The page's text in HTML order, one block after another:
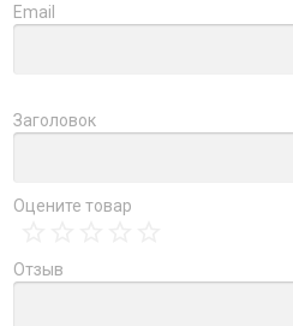
Email
Заголовок
Оцените товар
Отзыв